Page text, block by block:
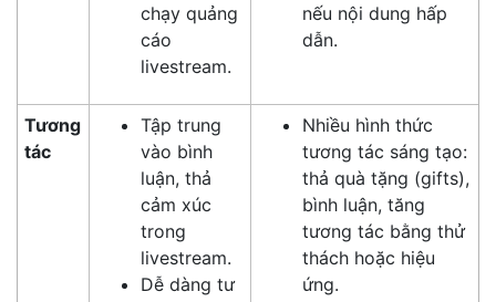
chạy quảng
cáo
livestream.
nếu nội dung hấp
dẫn.
Tương
tác
Tập trung
vào bình
luận, thả
cảm xúc
trong
livestream.
Dễ dàng tư
Nhiều hình thức
tương tác sáng tạo:
thả quà tặng (gifts),
bình luận, tăng
tương tác bằng thử
thách hoặc hiệu
ứng.